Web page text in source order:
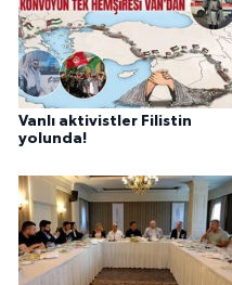
Vanlı aktivistler Filistin
yolunda!